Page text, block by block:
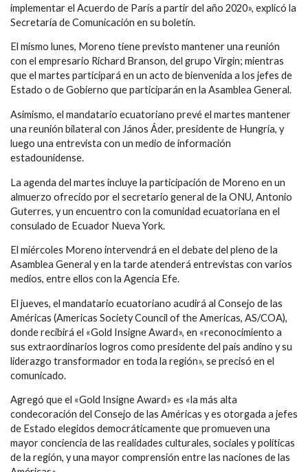
implementar el Acuerdo de París a partir del año 2020», explicó la
Secretaría de Comunicación en su boletín.
El mismo lunes, Moreno tiene previsto mantener una reunión
con el empresario Richard Branson, del grupo Virgin; mientras
que el martes participará en un acto de bienvenida a los jefes de
Estado o de Gobierno que participarán en la Asamblea General.
Asimismo, el mandatario ecuatoriano prevé el martes mantener
una reunión bilateral con János Áder, presidente de Hungría, y
luego una entrevista con un medio de información
estadounidense.
La agenda del martes incluye la participación de Moreno en un
almuerzo ofrecido por el secretario general de la ONU, Antonio
Guterres, y un encuentro con la comunidad ecuatoriana en el
consulado de Ecuador Nueva York.
El miércoles Moreno intervendrá en el debate del pleno de la
Asamblea General y en la tarde atenderá entrevistas con varios
medios, entre ellos con la Agencia Efe.
El jueves, el mandatario ecuatoriano acudirá al Consejo de las
Américas (Americas Society Council of the Americas, AS/COA),
donde recibirá el «Gold Insigne Award», en «reconocimiento a
sus extraordinarios logros como presidente del país andino y su
liderazgo transformador en toda la región», se precisó en el
comunicado.
Agregó que el «Gold Insigne Award» es «la más alta
condecoración del Consejo de las Américas y es otorgada a jefes
de Estado elegidos democráticamente que promueven una
mayor conciencia de las realidades culturales, sociales y políticas
de la región, y una mayor comprensión entre las naciones de las